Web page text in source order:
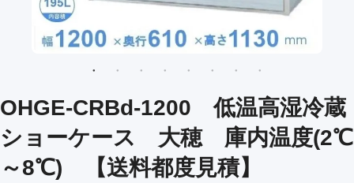
OHGE-CRBd-1200 低温高湿冷蔵
ショーケース 大穂 庫内温度(2℃
～8℃) 【送料都度見積】